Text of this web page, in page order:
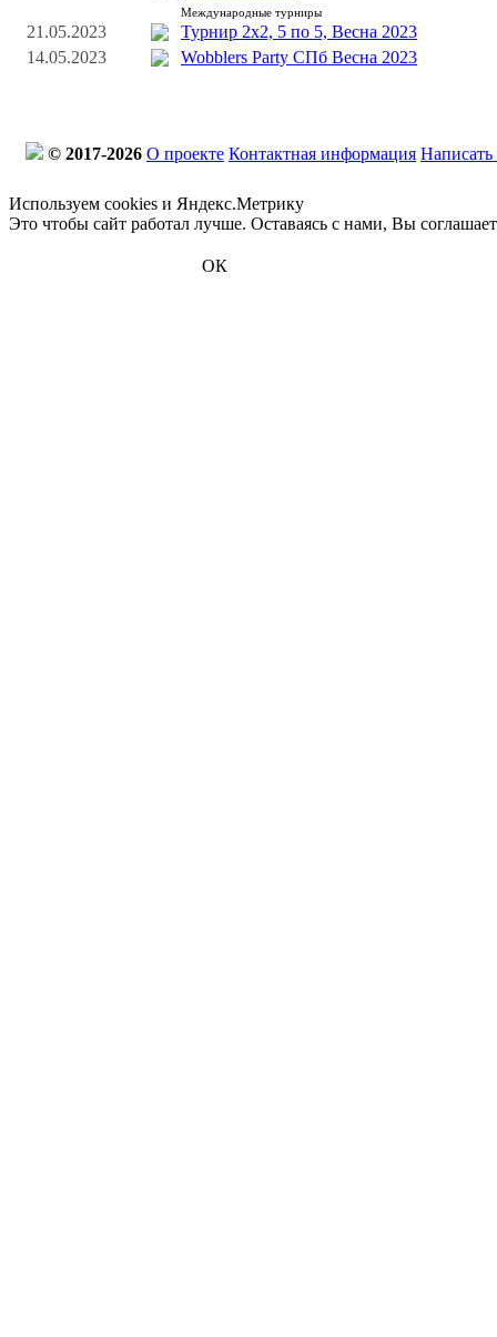
Международные турниры
21.05.2023
Турнир 2х2, 5 по 5, Весна 2023
14.05.2023
Wobblers Party СПб Весна 2023
© 2017-2026 О проекте Контактная информация
Используем cookies и Яндекс.Метрику
Это чтобы сайт работал лучше. Оставаясь с нами, Вы
ОК